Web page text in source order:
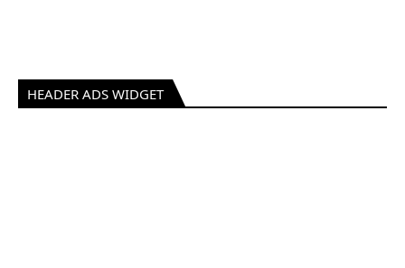
HEADER ADS WIDGET